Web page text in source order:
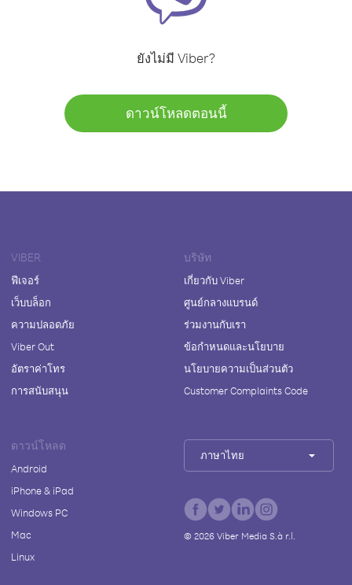
ยังไม่มี Viber?
ดาวน์โหลดตอนนี้
VIBER
ฟีเจอร์
เว็บบล็อก
ความปลอดภัย
Viber Out
อัตราค่าโทร
การสนับสนุน
บริษัท
เกี่ยวกับ Viber
ศูนย์กลางแบรนด์
ร่วมงานกับเรา
ข้อกำหนดและนโยบาย
นโยบายความเป็นส่วนตัว
Customer Complaints Code
ดาวน์โหลด
Android
iPhone & iPad
Windows PC
Mac
Linux
ภาษาไทย
© 2026Viber Media S.à r.l.